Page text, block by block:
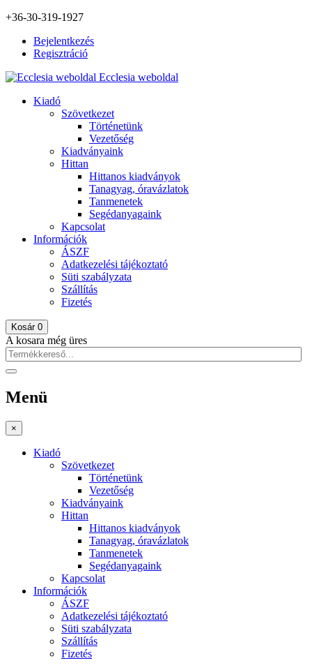
+36-30-319-1927
Bejelentkezés
Regisztráció
Ecclesia weboldal
Kiadó
Szövetkezet
Történetünk
Vezetőség
Kiadványaink
Hittan
Hittanos kiadványok
Tanagyag, óravázlatok
Tanmenetek
Segédanyagaink
Kapcsolat
Információk
ÁSZF
Adatkezelési tájékoztató
Süti szabályzata
Szállítás
Fizetés
Kosár 0
A kosara még üres
Menü
×
Kiadó
Szövetkezet
Történetünk
Vezetőség
Kiadványaink
Hittan
Hittanos kiadványok
Tanagyag, óravázlatok
Tanmenetek
Segédanyagaink
Kapcsolat
Információk
ÁSZF
Adatkezelési tájékoztató
Süti szabályzata
Szállítás
Fizetés